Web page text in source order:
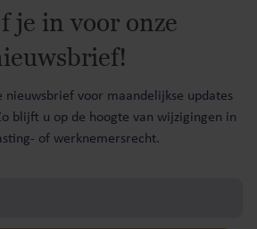
je in voor onze
nieuwsbrief voor maandelijkse updates
blijft u op de hoogte van wijzigingen in
of werknemersrecht.